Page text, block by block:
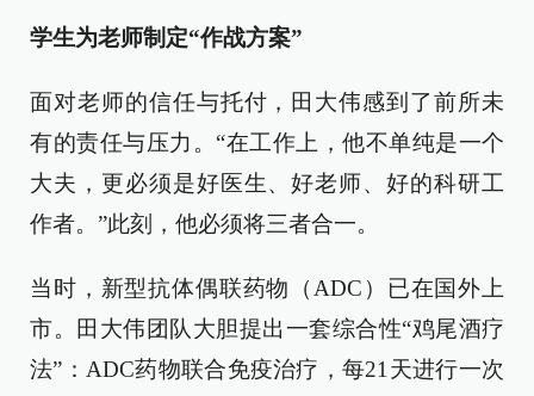
学生为老师制定“作战方案”
面对老师的信任与托付，田大伟感到了前所未
有的责任与压力。“在工作上，他不单纯是一个
大夫，更必须是好医生、好老师、好的科研工
作者。”此刻，他必须将三者合一。
当时，新型抗体偶联药物（ADC）已在国外上
市。田大伟团队大胆提出一套综合性“鸡尾酒疗
法”：ADC药物联合免疫治疗，每21天进行一次